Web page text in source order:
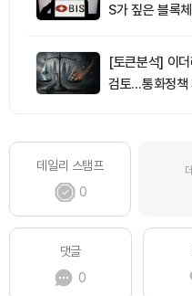
S가 짚은 블록
[토큰분석] 이
검토…통화정책
데일리 스탬프
0
댓글
0